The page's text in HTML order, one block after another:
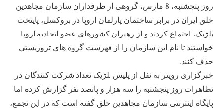
روز پنجشنبه، 8 مارس، گروهی از طرفداران سازمان مجاهدين
خلق ايران در برابر ساختمان پارلمان اروپا در بروکسل، پايتخت
بلژيک، اجتماع کردند و از رهبران کشورهای عضو اتحاديه اروپا
خواستند تا نام اين سازمان را از فهرست گروه های تروريستی
حذف کنند.
خبرگزاری رويتر به نقل از پليس بلژيک تعداد شرکت کنندگان در
تظاهرات روز پنجشنبه را سه هزار و پانصد نفر گزارش کرده اما
پايگاه اينترنتی سازمان مجاهدين خلق گفته است که در اين تجمع،